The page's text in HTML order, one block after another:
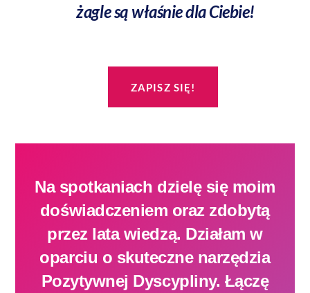
żagle są właśnie dla Ciebie!
ZAPISZ SIĘ!
Na spotkaniach dzielę się moim
doświadczeniem oraz zdobytą
przez lata wiedzą. Działam w
oparciu o skuteczne narzędzia
Pozytywnej Dyscypliny. Łączę